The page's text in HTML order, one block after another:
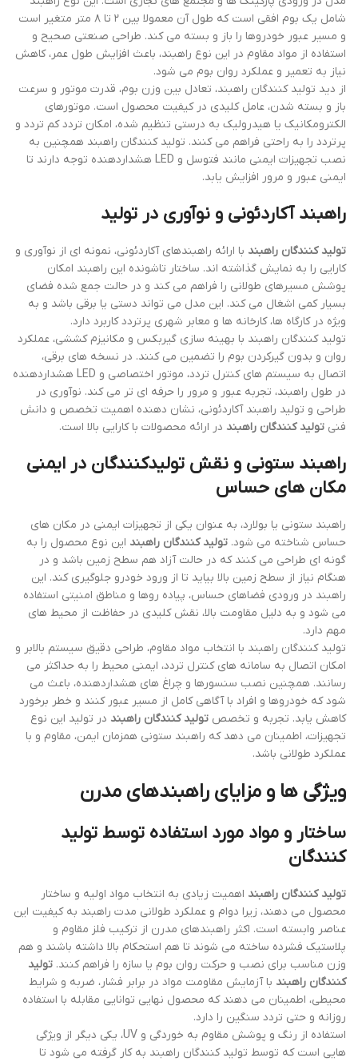
شامل یک بوم افقی است که طول آن معمولا بین ۲ تا ۸ متر متغیر است
و مسیر عبور خودروها را باز و بسته می کند. طراحی صنعتی صحیح و
استفاده از مواد مقاوم در این نوع راهبند، باعث افزایش طول عمر، کاهش
نیاز به تعمیر و عملکرد روان بوم می شود.
از دید تولید کنندگان راهبند، تعادل بین وزن بوم، قدرت موتور و سرعت
باز و بسته شدن، عامل کلیدی در کیفیت محصول است. موتورهای
الکترومکانیک یا هیدرولیک به درستی تنظیم شده، امکان تردد کم تردد و
پرتردد را به راحتی فراهم می کنند. تولید کنندگان راهبند همچنین به
نصب تجهیزات ایمنی مانند فتوسل و LED هشداردهنده توجه دارند تا
ایمنی عبور و مرور افزایش یابد.
راهبند آکاردئونی و نوآوری در تولید
تولید کنندگان راهبند با ارائه راهبندهای آکاردئونی، نمونه ای از نوآوری و
کارایی را به نمایش گذاشته اند. ساختار تاشونده این راهبند امکان
پوشش مسیرهای طولانی را فراهم می کند و در حالت جمع شده فضای
بسیار کمی اشغال می کند. این مدل می تواند دستی یا برقی باشد و به
ویژه در کارگاه ها، کارخانه ها و معابر شهری پرتردد کاربرد دارد.
تولید کنندگان راهبند با بهینه سازی گیربکس و مکانیزم کششی، عملکرد
روان و بدون گیرکردن بوم را تضمین می کنند. در نسخه های برقی،
اتصال به سیستم های کنترل تردد، موتور اختصاصی و LED هشداردهنده
در طول راهبند، تجربه عبور و مرور را حرفه ای تر می کند. نوآوری در
طراحی و تولید راهبند آکاردئونی، نشان دهنده اهمیت تخصص و دانش
فنی تولید کنندگان راهبند در ارائه محصولات با کارایی بالا است.
راهبند ستونی و نقش تولیدکنندگان در ایمنی
مکان های حساس
راهبند ستونی یا بولارد، به عنوان یکی از تجهیزات ایمنی در مکان های
حساس شناخته می شود. تولید کنندگان راهبند این نوع محصول را به
گونه ای طراحی می کنند که در حالت آزاد هم سطح زمین باشد و در
هنگام نیاز از سطح زمین بالا بیاید تا از ورود خودرو جلوگیری کند. این
راهبند در ورودی فضاهای حساس، پیاده روها و مناطق امنیتی استفاده
می شود و به دلیل مقاومت بالا، نقش کلیدی در حفاظت از محیط های
مهم دارد.
تولید کنندگان راهبند با انتخاب مواد مقاوم، طراحی دقیق سیستم بالابر و
امکان اتصال به سامانه های کنترل تردد، ایمنی محیط را به حداکثر می
رسانند. همچنین نصب سنسورها و چراغ های هشداردهنده، باعث می
شود که خودروها و افراد با آگاهی کامل از مسیر عبور کنند و خطر برخورد
کاهش یابد. تجربه و تخصص تولید کنندگان راهبند در تولید این نوع
تجهیزات، اطمینان می دهد که راهبند ستونی همزمان ایمن، مقاوم و با
عملکرد طولانی باشد.
ویژگی ها و مزایای راهبندهای مدرن
ساختار و مواد مورد استفاده توسط تولید
کنندگان
تولید کنندگان راهبند اهمیت زیادی به انتخاب مواد اولیه و ساختار
محصول می دهند، زیرا دوام و عملکرد طولانی مدت راهبند به کیفیت این
عناصر وابسته است. اکثر راهبندهای مدرن از ترکیب فلز مقاوم و
پلاستیک فشرده ساخته می شوند تا هم استحکام بالا داشته باشند و هم
وزن مناسب برای نصب و حرکت روان بوم یا سازه را فراهم کنند. تولید
کنندگان راهبند با آزمایش مقاومت مواد در برابر فشار، ضربه و شرایط
محیطی، اطمینان می دهند که محصول نهایی توانایی مقابله با استفاده
روزانه و حتی تردد سنگین را دارد.
استفاده از رنگ و پوشش مقاوم به خوردگی و UV، یکی دیگر از ویژگی
هایی است که توسط تولید کنندگان راهبند به کار گرفته می شود تا